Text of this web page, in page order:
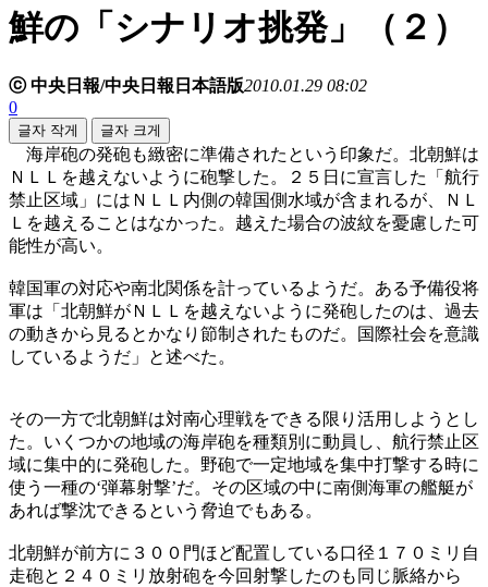
鮮の「シナリオ挑発」（２）
ⓒ 中央日報/中央日報日本語版2010.01.29 08:02
0
글자 작게 글자 크게
海岸砲の発砲も緻密に準備されたという印象だ。北朝鮮は
ＮＬＬを越えないように砲撃した。２５日に宣言した「航行
禁止区域」にはＮＬＬ内側の韓国側水域が含まれるが、ＮＬ
Ｌを越えることはなかった。越えた場合の波紋を憂慮した可
能性が高い。
韓国軍の対応や南北関係を計っているようだ。ある予備役将
軍は「北朝鮮がＮＬＬを越えないように発砲したのは、過去
の動きから見るとかなり節制されたものだ。国際社会を意識
しているようだ」と述べた。
その一方で北朝鮮は対南心理戦をできる限り活用しようとし
た。いくつかの地域の海岸砲を種類別に動員し、航行禁止区
域に集中的に発砲した。野砲で一定地域を集中打撃する時に
使う一種の‘弾幕射撃’だ。その区域の中に南側海軍の艦艇が
あれば撃沈できるという脅迫でもある。
北朝鮮が前方に３００門ほど配置している口径１７０ミリ自
走砲と２４０ミリ放射砲を今回射撃したのも同じ脈絡から